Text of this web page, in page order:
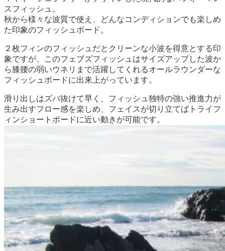
スフィッシュ。
秋から様々な波質で使え、どんなコンディションでも楽しめ
た印象のフィッシュボード。
２枚フィンのフィッシュだとクリーンな小波を得意とする印
象ですが、このフェブズフィッシュはサイズアップした波か
ら膝腰の弱いウネリまで活躍してくれるオールラウンダーな
フィッシュボードに出来上がっています。
滑り出しはズバ抜けて早く、フィッシュ独特の強い推進力が
生み出すフロー感を楽しめ、フェイスが切り立てばトライフ
ィンショートボードに近い動きが可能です。